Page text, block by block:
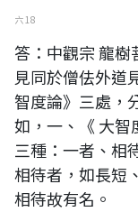
六 18
答：中觀宗 龍
見同於僧佉外道
智度論》三處，
如，一、《 大智
三種：一者、相
相待者，如長短
相待故有名。